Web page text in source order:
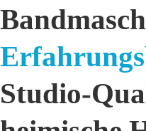
Studio-